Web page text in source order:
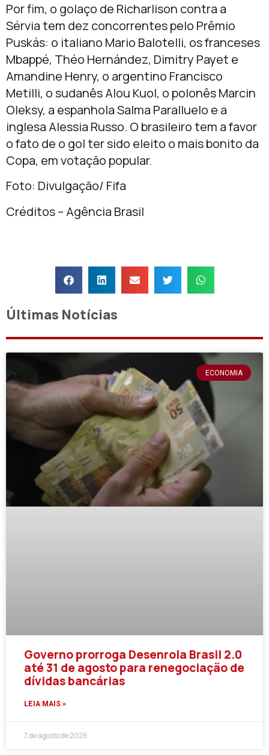
Por fim, o golaço de Richarlison contra a
Sérvia tem dez concorrentes pelo Prêmio
Puskás: o italiano Mario Balotelli, os franceses
Mbappé, Théo Hernández, Dimitry Payet e
Amandine Henry, o argentino Francisco
Metilli, o sudanês Alou Kuol, o polonês Marcin
Oleksy, a espanhola Salma Paralluelo e a
inglesa Alessia Russo. O brasileiro tem a favor
o fato de o gol ter sido eleito o mais bonito da
Copa, em votação popular.
Foto: Divulgação/ Fifa
Créditos – Agência Brasil
Últimas Notícias
ECONOMIA
Governo prorroga Desenrola Brasil 2.0
até 31 de agosto para renegociação de
dívidas bancárias
LEIA MAIS »
7 de agosto de 2026